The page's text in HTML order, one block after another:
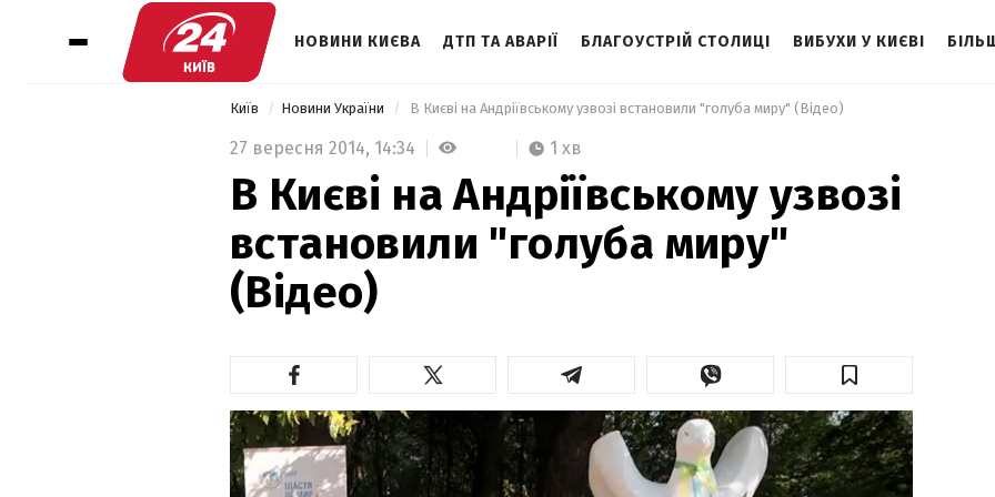
НОВИНИ КИЄВА ДТП ТА АВАРІЇ БЛАГОУСТРІЙ СТОЛИЦІ ВИБУХИ У КИЄВІ
Київ Новини України В Києві на Андріївському узвозі встановили "голуба миру" (Відео)
27 вересня 2014, 14:34 1 хв
В Києві на Андріївському узвозі
встановили "голуба миру"
(Відео)